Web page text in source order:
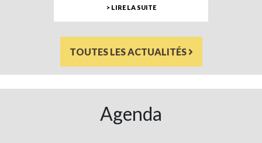
> LIRE LA SUITE
TOUTES LES ACTUALITÉS
Agenda